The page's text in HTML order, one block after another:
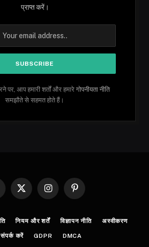
प्राप्त करें।
पर, आप हमारी शर्तों और हमारे गोपनीयता नीति
समझौते से सहमत होते हैं।
X
InstagramPinterest
नियम और शर्तें विज्ञापन नीति अस्वीकरण
करें GDPR DMCA